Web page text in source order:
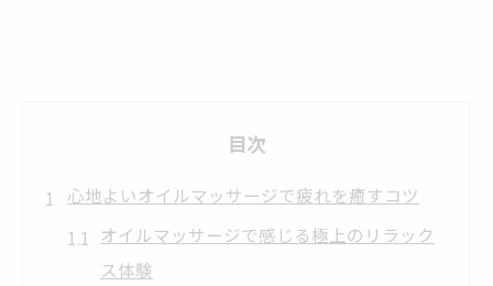
目次
心地よいオイルマッサージで疲れを癒すコツ
オイルマッサージで感じる極上のリラック
ス体験